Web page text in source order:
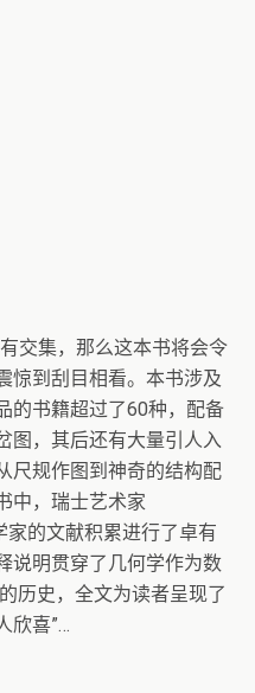
交集，那么这本书将会令
惊到刮目相看。本书涉及
的书籍超过了60种，配备
图，其后还有大量引人入
尺规作图到神奇的结构配
中，瑞士艺术家
的文献积累进行了卓有
说明贯穿了几何学作为数
历史，全文为读者呈现了
欣喜”…